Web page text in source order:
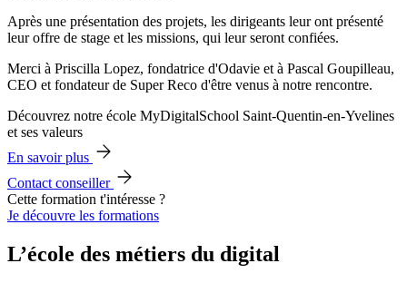
Après une présentation des projets, les dirigeants leur ont présenté
leur offre de stage et les missions, qui leur seront confiées.
Merci à Priscilla Lopez, fondatrice d'Odavie et à Pascal Goupilleau,
CEO et fondateur de Super Reco d'être venus à notre rencontre.
Découvrez notre école MyDigitalSchool Saint-Quentin-en-Yvelines
et ses valeurs
En savoir plus
Contact conseiller
Cette formation t'intéresse ?
Je découvre les formations
L’école des métiers du digital